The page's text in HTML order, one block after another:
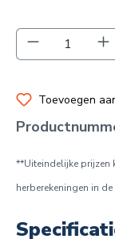
Toevoegen
**Uiteindelijke prijzen
herberekeningen in